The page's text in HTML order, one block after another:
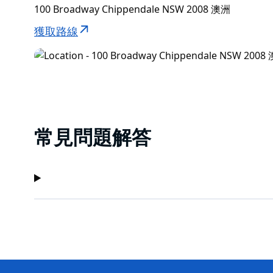
100 Broadway Chippendale NSW 2008 澳洲
獲取路線
常見問題解答